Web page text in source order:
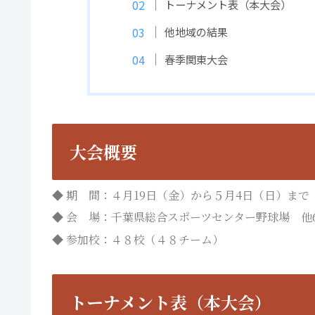
トーナメント表（本大会）
他地域の結果
春季関東大会
大会概要
◆ 期 間：４月19日（金）から５月4日（日）まで
◆ 会 場：千葉県総合スポーツセンター野球場 他
◆ 参加校：４８校（４８チーム）
トーナメント表（本大会）